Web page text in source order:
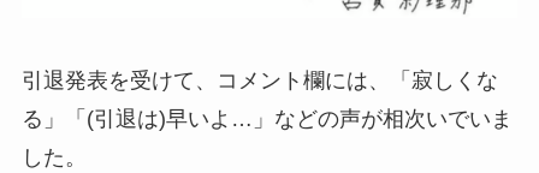
引退発表を受けて、コメント欄には、「寂しくな
る」「(引退は)早いよ…」などの声が相次いでいま
した。